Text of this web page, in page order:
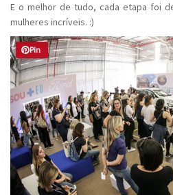
E o melhor de tudo, cada etapa foi
mulheres incríveis. :)
Pin